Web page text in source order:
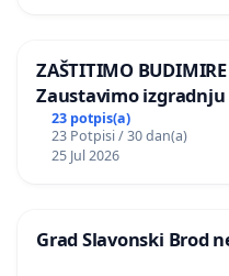
ZAŠTITIMO
Zaustavimo
Vedrine na području
23 potpis(a)
23 Potpisi / 30 dan(a)
25 Jul 2026
Grad Slavonski Brod